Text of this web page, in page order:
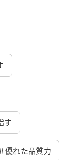
す
優れた品質力